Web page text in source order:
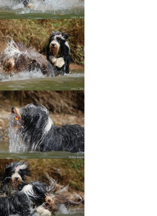
štěňátka „C“
štěňátka „B“